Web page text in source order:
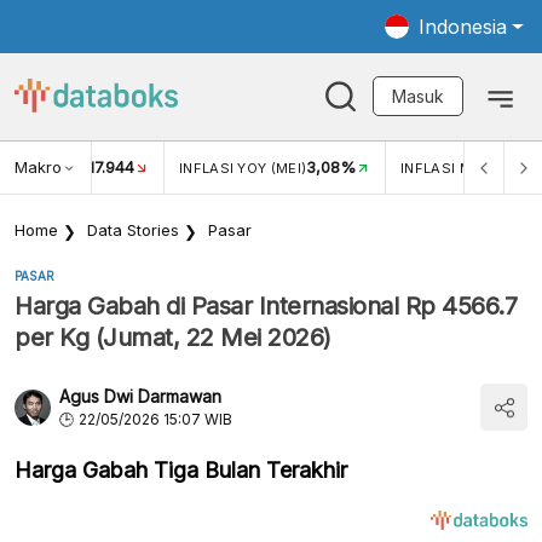
Indonesia
Masuk
Makro
USD/IDR 17.944 INFLASI YOY (MEI)3,08% INFLASI MOM (MEI)
Home Data Stories Pasar
PASAR
Harga Gabah di Pasar Internasional Rp 4566.7
per Kg (Jumat, 22 Mei 2026)
Agus Dwi Darmawan
22/05/2026 15:07 WIB
Harga Gabah Tiga Bulan Terakhir